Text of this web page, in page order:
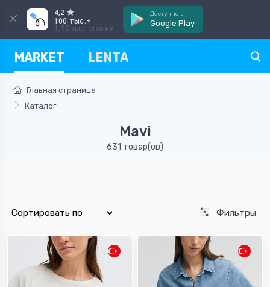
4,2
100 тыс.+
1,92 тыс. отзыва
Доступно в
Google Play
MARKET LENTA
Главная страница
Каталог
Mavi
631 товар(ов)
Фильтры